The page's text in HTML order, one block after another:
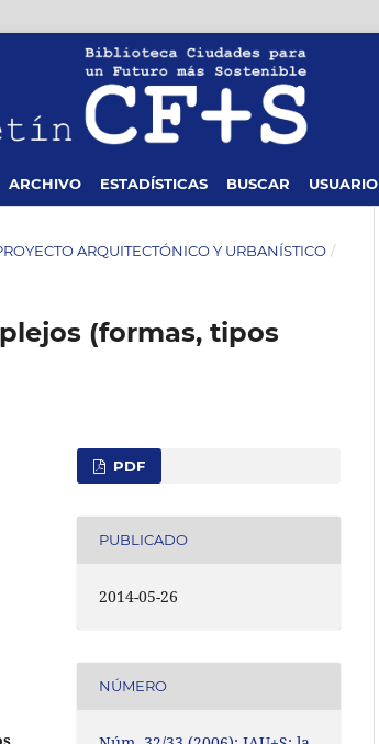
ARCHIVO ESTADÍSTICAS BUSCAR USUARIO
ARQUITECTÓNICO Y URBANÍSTICO /
(formas, tipos
PDF
PUBLICADO
2014-05-26
NÚMERO